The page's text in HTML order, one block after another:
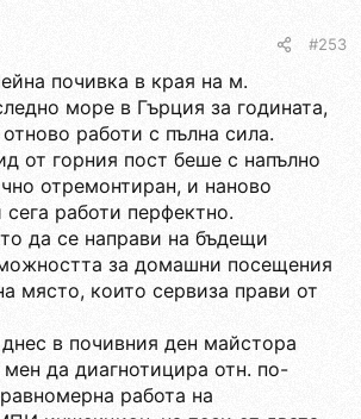
#253
почивка в края на м.
море в Гърция за годината,
работи с пълна сила.
от горния пост беше с напълно
отремонтиран, и наново
работи перфектно.
да се направи на бъдещи
за домашни посещения
място, които сервиза прави от
в почивния ден майстора
да диагнотицира отн. по-
работа на